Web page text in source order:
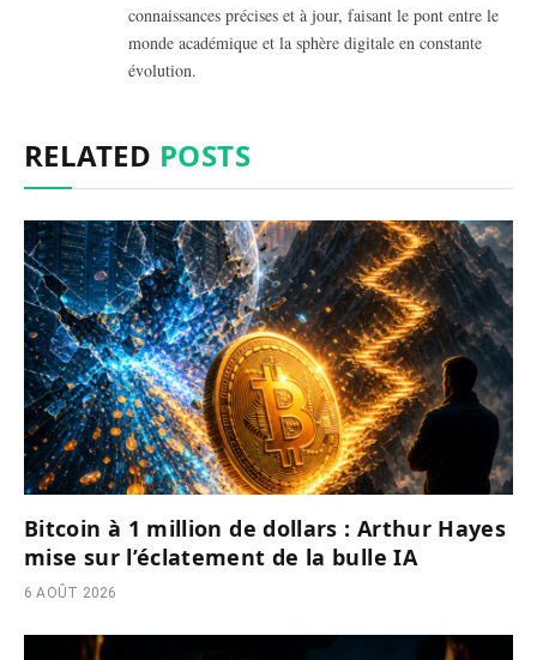
connaissances précises et à jour, faisant le pont entre le
monde académique et la sphère digitale en constante
évolution.
RELATED POSTS
Bitcoin à 1 million de dollars : Arthur Hayes
mise sur l’éclatement de la bulle IA
6 AOÛT 2026